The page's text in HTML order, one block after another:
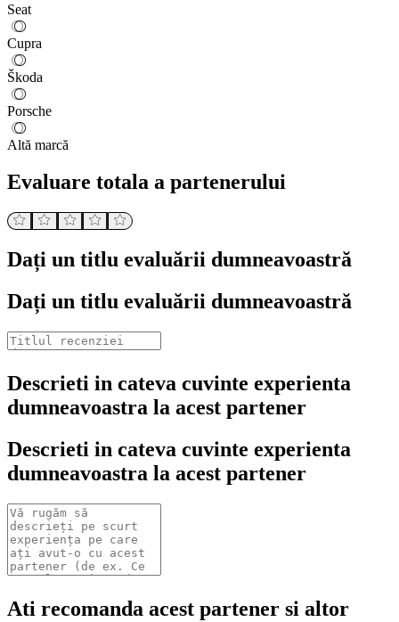
Seat
Cupra
Škoda
Porsche
Altă marcă
Evaluare totala a partenerului
Dați un titlu evaluării dumneavoastră
Dați un titlu evaluării dumneavoastră
Descrieti in cateva cuvinte experienta
dumneavoastra la acest partener
Descrieti in cateva cuvinte experienta
dumneavoastra la acest partener
Ati recomanda acest partener si altor